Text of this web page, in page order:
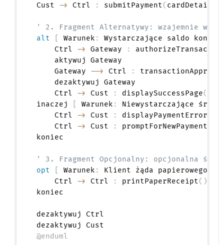
Cust -> Ctrl : submitPayment( cardDetails
' 2. Fragment Alternatywy: wzajemnie
alt
Warunek : Wystarczające saldo konta
    Ctrl
-> Gateway :
    aktywuj Gateway
    Gateway
--> Ctrl :
    dezaktywuj Gateway
    Ctrl
-> Cust : displaySuccessPage(
inaczej
Warunek :
Niewystarczające
    Ctrl
-> Cust : displayPaymentError
    Ctrl
-> Cust :
koniec
' 3. Fragment Opcjonalny: opcjonalna
opt
Warunek :
Klient żąda papierowego
    Ctrl
-> Ctrl : printPaperReceipt( )
koniec
dezaktywuj Ctrl
@enduml